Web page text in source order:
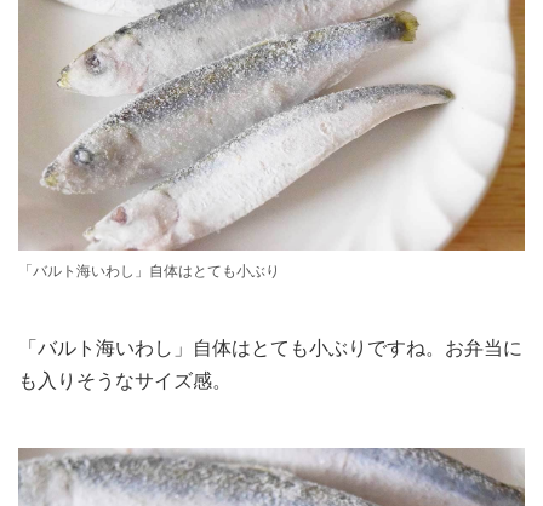
「バルト海いわし」自体はとても小ぶり
「バルト海いわし」自体はとても小ぶりですね。お弁当に
も入りそうなサイズ感。